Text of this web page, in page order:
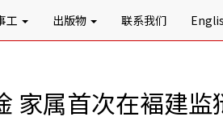
工 出版物 联系我们
家属首次在褔建监